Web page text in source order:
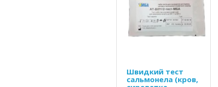
Швидкий тест
сальмонела (кров,